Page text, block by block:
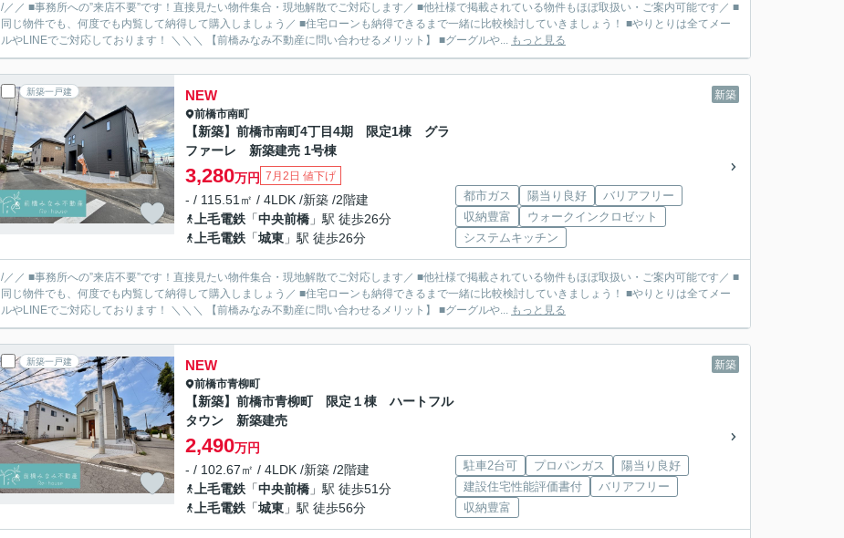
/／／ ■事務所への”来店不要”です！直接見たい物件集合・現地解散でご対応します／ ■他社様で掲載されている物件もほぼ取扱い・ご案内可能です／ ■
同じ物件でも、何度でも内覧して納得して購入しましょう／ ■住宅ローンも納得できるまで一緒に比較検討していきましょう！ ■やりとりは全てメー
ルやLINEでご対応しております！ ＼＼＼ 【前橋みなみ不動産に問い合わせるメリット】 ■グーグルや... もっと見る
新築一戸建 新築
NEW
前橋市南町
【新築】前橋市南町4丁目4期 限定1棟 グラ
ファーレ 新築建売 1号棟
3,280万円 7月2日 値下げ
- / 115.51㎡ / 4LDK /新築 /2階建
上毛電鉄 「中央前橋 」駅 徒歩26分
上毛電鉄 「城東 」駅 徒歩26分
都市ガス 陽当り良好
バリアフリー
収納豊富
ウォークインクロゼット
システムキッチン
/／／ ■事務所への”来店不要”です！直接見たい物件集合・現地解散でご対応します／ ■他社様で掲載されている物件もほぼ取扱い・ご案内可能です／ ■
同じ物件でも、何度でも内覧して納得して購入しましょう／ ■住宅ローンも納得できるまで一緒に比較検討していきましょう！ ■やりとりは全てメー
ルやLINEでご対応しております！ ＼＼＼ 【前橋みなみ不動産に問い合わせるメリット】 ■グーグルや... もっと見る
新築一戸建 新築
NEW
前橋市青柳町
【新築】前橋市青柳町 限定１棟 ハートフル
タウン 新築建売
2,490万円
- / 102.67㎡ / 4LDK /新築 /2階建
上毛電鉄 「中央前橋 」駅 徒歩51分
上毛電鉄 「城東 」駅 徒歩56分
駐車2台可 プロパンガス
陽当り良好
建設住宅性能評価書付
バリアフリー
収納豊富